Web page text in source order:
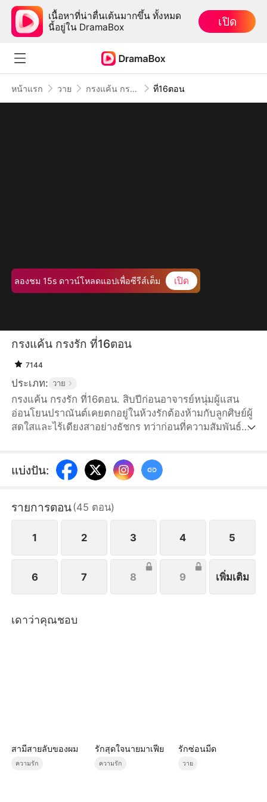
เนื้อหาที่น่าตื่นเต้นมากขึ้น ทั้งหมด
นี้อยู่ใน DramaBox
เปิด
หน้าแรก วาย กรงแค้น กรงรัก ที่16ตอน
ลองชม 15s ดาวน์โหลดแอปเพื่อซีรีส์เต็ม เปิด
กรงแค้น กรงรัก ที่16ตอน
7144
ประเภท: วาย
กรงแค้น กรงรัก ที่16ตอน. สิบปีก่อนอาจารย์หนุ่มผู้แสน
อ่อนโยนปราณันต์เคยตกอยู่ในห้วงรักต้องห้ามกับลูกศิษย์ผู้
สดใสและไร้เดียงสาอย่างธัชกร ทว่าก่อนที่ความสัมพันธ์จะ
อีกครั้ง—ทว่าคราวนี้ เขาแต่งงานเข้าตระกูลใหญ่ กลาย
เป็นสามีคนใหม่ของบิดาของธัชกร ระหว่างความรักและ
ไม่?
แบ่งปัน:
รายการตอน(45 ตอน)
1 2 3 4 5
6 7 8 9 เพิ่มเติม
เดาว่าคุณชอบ
สามีสายลับของผม
ความรัก
รักสุดใจนายมาเฟีย
ความรัก
รักซ่อนมีด
วาย